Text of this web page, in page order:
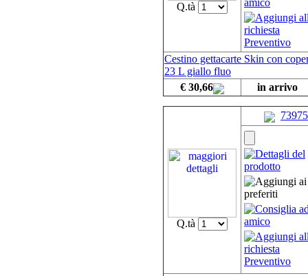
Q.tà
Cestino gettacarte Skin con
23 L giallo fluo
€ 30,66
in arrivo
Q.tà
73975